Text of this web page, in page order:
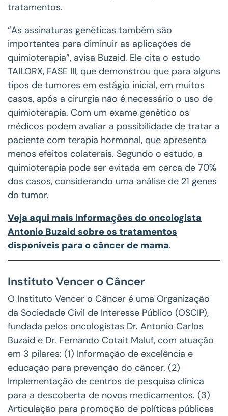
tratamentos.
“As assinaturas genéticas também são
importantes para diminuir as aplicações de
quimioterapia”, avisa Buzaid. Ele cita o estudo
TAILORX, FASE III, que demonstrou que para alguns
tipos de tumores em estágio inicial, em muitos
casos, após a cirurgia não é necessário o uso de
quimioterapia. Com um exame genético os
médicos podem avaliar a possibilidade de tratar a
paciente com terapia hormonal, que apresenta
menos efeitos colaterais. Segundo o estudo, a
quimioterapia pode ser evitada em cerca de 70%
dos casos, considerando uma análise de 21 genes
do tumor.
Veja aqui mais informações do oncologista
Antonio Buzaid sobre os tratamentos
disponíveis para o câncer de mama.
Instituto Vencer o Câncer
O Instituto Vencer o Câncer é uma Organização
da Sociedade Civil de Interesse Público (OSCIP),
fundada pelos oncologistas Dr. Antonio Carlos
Buzaid e Dr. Fernando Cotait Maluf, com atuação
em 3 pilares: (1) Informação de excelência e
educação para prevenção do câncer. (2)
Implementação de centros de pesquisa clínica
para a descoberta de novos medicamentos. (3)
Articulação para promoção de políticas públicas